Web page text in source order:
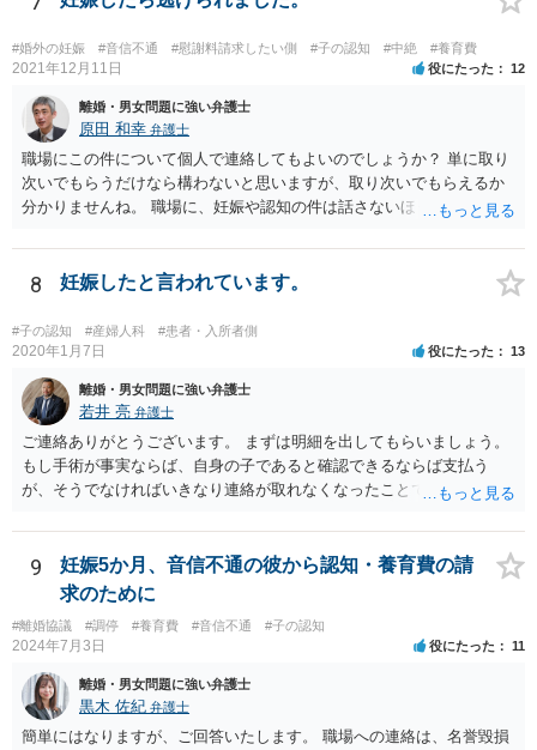
#婚外の妊娠 #音信不通 #慰謝料請求したい側 #子の認知 #中絶 #養育費
2021年12月11日 役にたった 12
離婚・男女問題に強い弁護士
原田 和幸 弁護士
職場にこの件について個人で連絡してもよいのでしょうか？ 単に取り
次いでもらうだけなら構わないと思いますが、取り次いでもらえるか
分かりませんね。 職場に、妊娠や認知の件は話さないほうがよいと思
難しいと思われれば、弁護士に入ってもらうことも検討されてくださ
い。 一度、お近くの弁護士に相談されてみてもよいと思います。
8 妊娠したと言われています。
#子の認知 #産婦人科 #患者・入所者側
2020年1月7日 役にたった 13
離婚・男女問題に強い弁護士
若井 亮 弁護士
ご連絡ありがとうございます。 まずは明細を出してもらいましょう。
もし手術が事実ならば、自身の子であると確認できるならば支払う
が、そうでなければいきなり連絡が取れなくなったことで不信感もあ
してはいかがでしょうか。 代理人となる場合ですが、事務所ごとにま
ちまちです。 弊所の場合、交渉をお受けするとなると20万円くらいが
多いかと思います。
9
妊娠5か月、音信不通の彼から認知・養育費の請
求のために
#離婚協議 #調停 #養育費 #音信不通 #子の認知
2024年7月3日 役にたった 11
離婚・男女問題に強い弁護士
黒木 佐紀 弁護士
簡単にはなりますが、ご回答いたします。 職場への連絡は、名誉毀損